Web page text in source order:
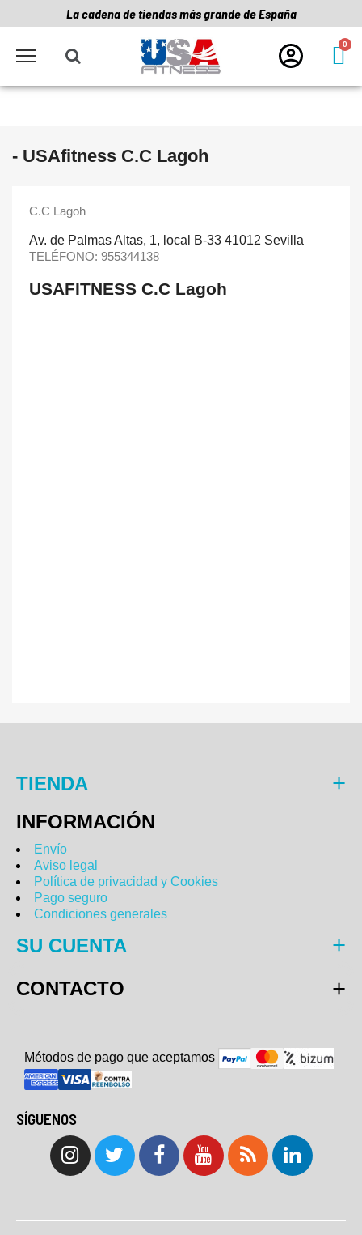
La cadena de tiendas más grande de España
- USAfitness C.C Lagoh
C.C Lagoh
Av. de Palmas Altas, 1, local B-33 41012 Sevilla
TELÉFONO: 955344138
USAFITNESS C.C Lagoh
TIENDA
INFORMACIÓN
Envío
Aviso legal
Política de privacidad y Cookies
Pago seguro
Condiciones generales
SU CUENTA
CONTACTO
Métodos de pago que aceptamos
SÍGUENOS